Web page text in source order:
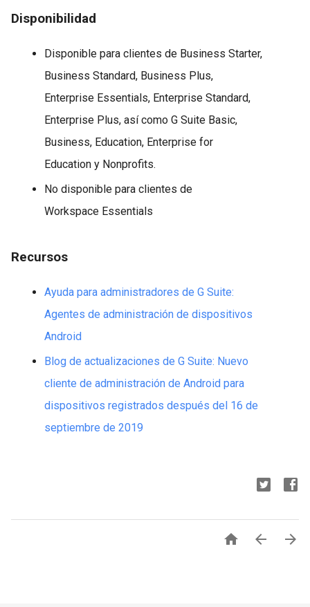
Disponibilidad
Disponible para clientes de Business Starter,
Business Standard, Business Plus,
Enterprise Essentials, Enterprise Standard,
Enterprise Plus, así como G Suite Basic,
Business, Education, Enterprise for
Education y Nonprofits.
No disponible para clientes de
Workspace Essentials
Recursos
Ayuda para administradores de G Suite:
Agentes de administración de dispositivos
Android
Blog de actualizaciones de G Suite: Nuevo
cliente de administración de Android para
dispositivos registrados después del 16 de
septiembre de 2019
  